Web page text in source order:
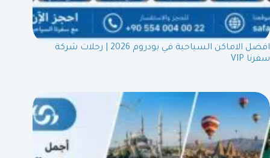
افضل الاماكن السياحية في بودروم 2026 | رحلات شركة
سفرنا VIP